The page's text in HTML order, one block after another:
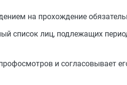
на прохождение
список лиц, подлежащих
и согласовывает